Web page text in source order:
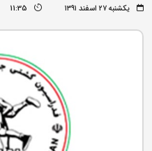
یکشنبه ۲۷ اسفند ۱۳۹۱ 11:35